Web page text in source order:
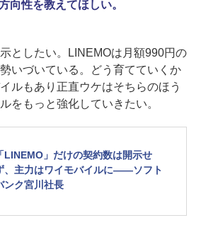
向性を教えてほしい。
としたい。LINEMOは月額990円の
いづいている。どう育てていくか
ルもあり正直ウケはそちらのほう
をもっと強化していきたい。
「LINEMO」だけの契約数は開示せ
、主力はワイモバイルに――ソフト
ンク宮川社長